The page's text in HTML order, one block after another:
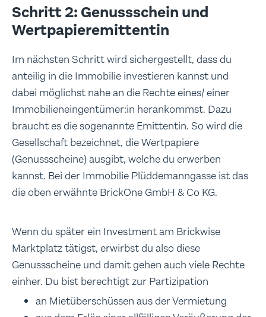
Schritt 2: Genussschein und
Wertpapieremittentin
Im nächsten Schritt wird sichergestellt, dass du
anteilig in die Immobilie investieren kannst und
dabei möglichst nahe an die Rechte eines/ einer
Immobilieneingentümer:in herankommst. Dazu
braucht es die sogenannte Emittentin. So wird die
Gesellschaft bezeichnet, die Wertpapiere
(Genussscheine) ausgibt, welche du erwerben
kannst. Bei der Immobilie Plüddemanngasse ist das
die oben erwähnte BrickOne GmbH & Co KG.
Wenn du später ein Investment am Brickwise
Marktplatz tätigst, erwirbst du also diese
Genussscheine und damit gehen auch viele Rechte
einher. Du bist berechtigt zur Partizipation
an Mietüberschüssen aus der Vermietung